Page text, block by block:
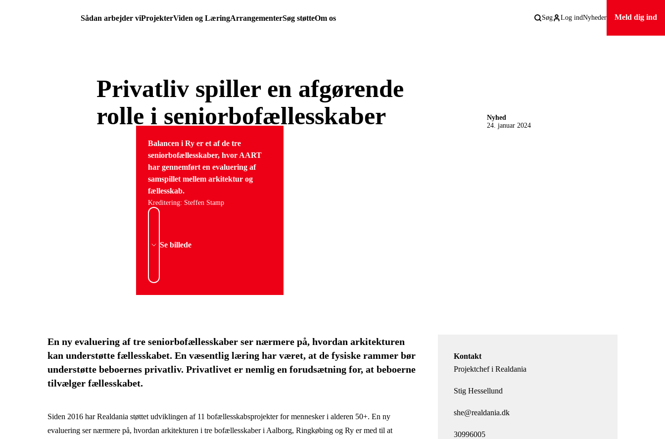
Sådan arbejder viProjekterViden og LæringArrangementerSøg støtteOm os Søg Log indNyheder Meld dig ind
Privatliv spiller en afgørende
rolle i seniorbofællesskaber
Nyhed
24. januar 2024
Balancen i Ry er et af de tre
seniorbofællesskaber, hvor AART
har gennemført en evaluering af
samspillet mellem arkitektur og
fællesskab.
Kreditering: Steffen Stamp
Se billede
En ny evaluering af tre seniorbofællesskaber ser nærmere på, hvordan arkitekturen
kan understøtte fællesskabet. En væsentlig læring har været, at de fysiske rammer bør
understøtte beboernes privatliv. Privatlivet er nemlig en forudsætning for, at beboerne
tilvælger fællesskabet.
Siden 2016 har Realdania støttet udviklingen af 11 bofællesskabsprojekter for mennesker i alderen 50+. En ny
evaluering ser nærmere på, hvordan arkitekturen i tre bofællesskaber i Aalborg, Ringkøbing og Ry er med til at
Kontakt
Projektchef i Realdania
Stig Hessellund
she@realdania.dk
30996005